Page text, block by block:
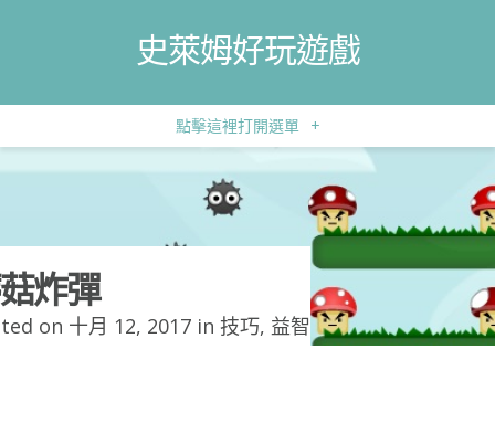
史萊姆好玩遊戲
點擊這裡打開選單 +
炸彈
on 十月 12, 2017 in 技巧, 益智